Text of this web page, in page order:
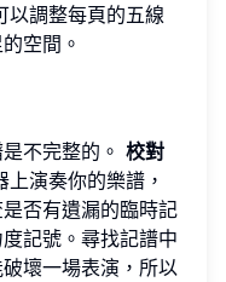
以調整每頁的五線
空間。
不完整的。 校對
演奏你的樂譜，
否有遺漏的臨時記
記號。尋找記譜中
壞一場表演，所以